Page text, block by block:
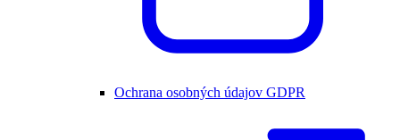
Ochrana osobných údajov GDPR